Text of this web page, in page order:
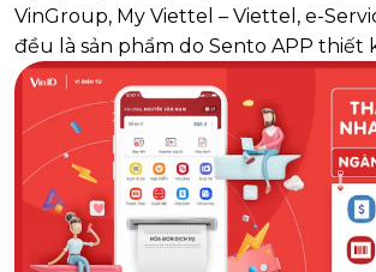
VinGroup, My Viettel – Viettel, e-
đều là sản phẩm do Sento APP thiết